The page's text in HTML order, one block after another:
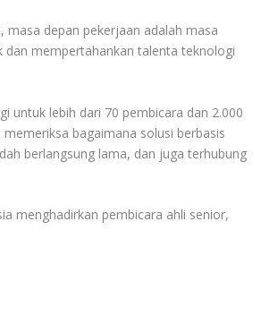
masa depan pekerjaan adalah masa
dan mempertahankan talenta teknologi
untuk lebih dari 70 pembicara dan 2.000
bagaimana solusi berbasis
berlangsung lama, dan juga terhubung
menghadirkan pembicara ahli senior,